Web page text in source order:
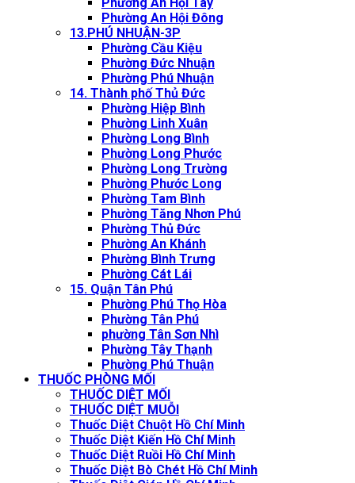
Phường An Hội Đông
13.PHÚ NHUẬN-3P
Phường Cầu Kiệu
Phường Đức Nhuận
Phường Phú Nhuận
14. Thành phố Thủ Đức
Phường Hiệp Bình
Phường Linh Xuân
Phường Long Bình
Phường Long Phước
Phường Long Trường
Phường Phước Long
Phường Tam Bình
Phường Tăng Nhơn Phú
Phường Thủ Đức
Phường An Khánh
Phường Bình Trưng
Phường Cát Lái
15. Quận Tân Phú
Phường Phú Thọ Hòa
Phường Tân Phú
phường Tân Sơn Nhì
Phường Tây Thạnh
Phường Phú Thuận
THUỐC PHÒNG MỐI
THUỐC DIỆT MỐI
THUỐC DIỆT MUỖI
Thuốc Diệt Chuột Hồ Chí Minh
Thuốc Diệt Kiến Hồ Chí Minh
Thuốc Diệt Ruồi Hồ Chí Minh
Thuốc Diệt Bò Chét Hồ Chí Minh